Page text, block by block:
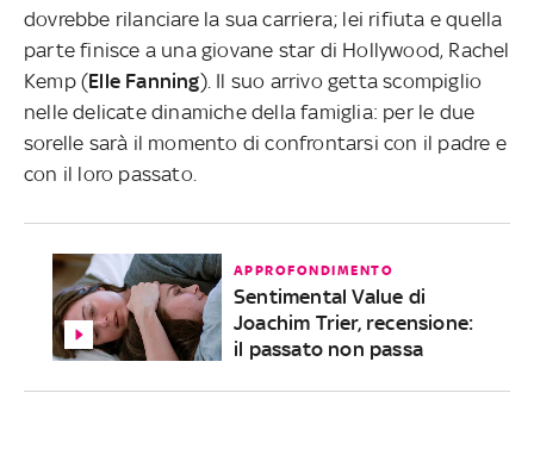
dovrebbe rilanciare la sua carriera; lei rifiuta e quella
parte finisce a una giovane star di Hollywood, Rachel
Kemp (Elle Fanning). Il suo arrivo getta scompiglio
nelle delicate dinamiche della famiglia: per le due
sorelle sarà il momento di confrontarsi con il padre e
con il loro passato.
APPROFONDIMENTO
Sentimental Value di
Joachim Trier, recensione:
il passato non passa